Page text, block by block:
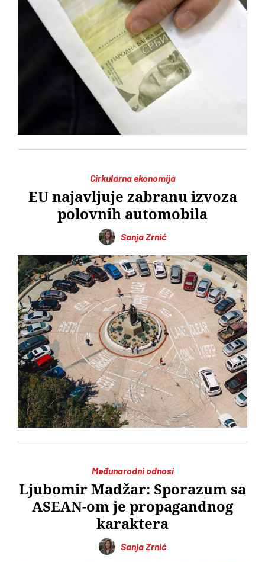
Cirkularna ekonomija
EU najavljuje zabranu izvoza
polovnih automobila
Sanja Zrnić
Međunarodni odnosi
Ljubomir Madžar: Sporazum sa
ASEAN-om je propagandnog
karaktera
Sanja Zrnić